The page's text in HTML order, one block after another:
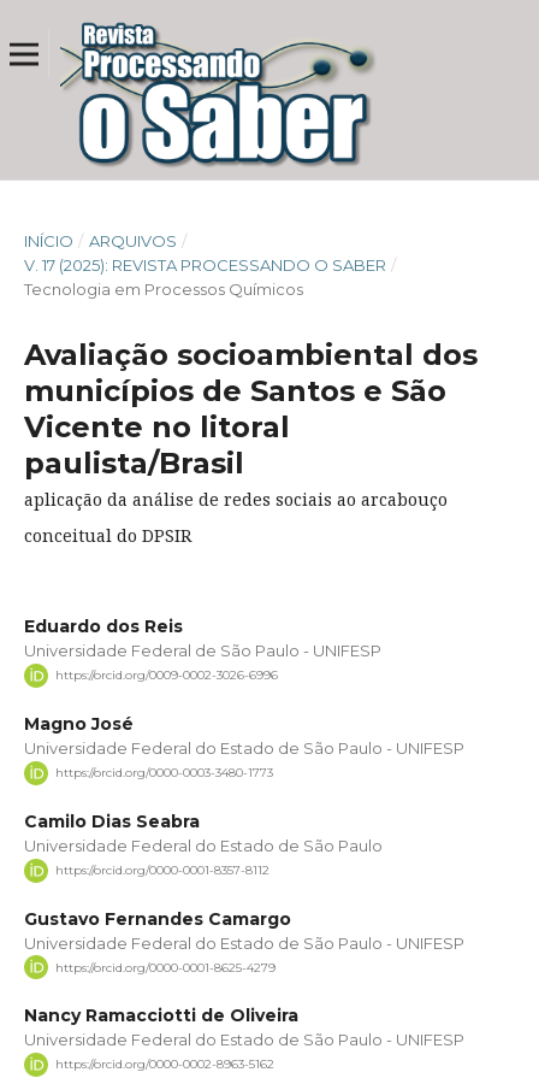
INÍCIO / ARQUIVOS /
V. 17 (2025): REVISTA PROCESSANDO O SABER /
Tecnologia em Processos Químicos
Avaliação socioambiental dos
municípios de Santos e São
Vicente no litoral
paulista/Brasil
aplicação da análise de redes sociais ao arcabouço
conceitual do DPSIR
Eduardo dos Reis
Universidade Federal de São Paulo - UNIFESP
https://orcid.org/0009-0002-3026-6996
Magno José
Universidade Federal do Estado de São Paulo - UNIFESP
https://orcid.org/0000-0003-3480-1773
Camilo Dias Seabra
Universidade Federal do Estado de São Paulo
https://orcid.org/0000-0001-8357-8112
Gustavo Fernandes Camargo
Universidade Federal do Estado de São Paulo - UNIFESP
https://orcid.org/0000-0001-8625-4279
Nancy Ramacciotti de Oliveira
Universidade Federal do Estado de São Paulo - UNIFESP
https://orcid.org/0000-0002-8963-5162